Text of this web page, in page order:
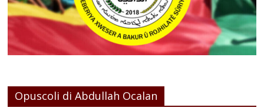
Opuscoli di Abdullah Ocalan